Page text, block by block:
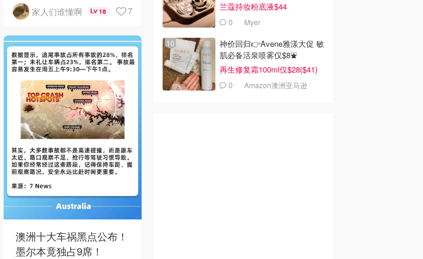
家人们谁懂啊 16 7
澳洲十大车祸黑点公布！
墨尔本竟独占9席！
兰蔻持妆粉底液$44
0 Myer
神价回归👉Avene雅漾大促 敏
肌必备活泉喷雾仅$8⛲️
再生修复霜100ml仅$28($41)
0 Amazon澳洲亚马逊